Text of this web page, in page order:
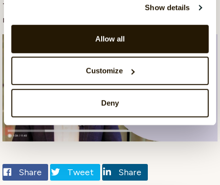
Show details
Allow all
Customize
Deny
Tillit er ikke et "soft outcome". Det er en strategisk
ressurs.
Share Tweet Share